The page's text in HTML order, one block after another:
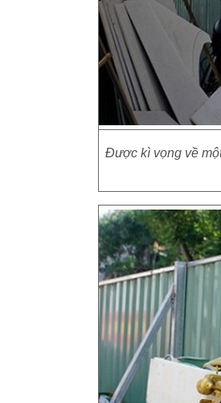
Được kì vọng về